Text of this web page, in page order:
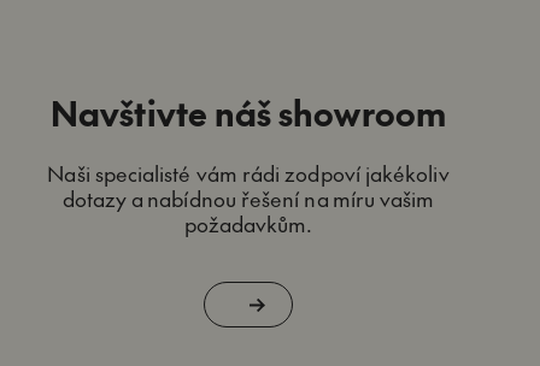
Navštivte náš showroom
Naši specialisté vám rádi zodpoví jakékoliv
dotazy a nabídnou řešení na míru vašim
požadavkům.